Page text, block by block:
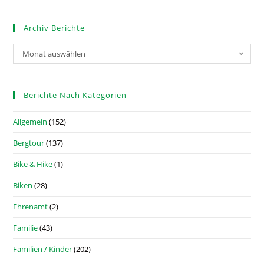
Archiv Berichte
Monat auswählen
Berichte Nach Kategorien
Allgemein (152)
Bergtour(137)
Bike & Hike(1)
Biken (28)
Ehrenamt(2)
Familie(43)
Familien / Kinder(202)